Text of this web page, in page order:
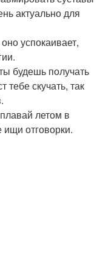
актуально для
успокаивает,
будешь получать
тебе скучать, так
летом в
отговорки.